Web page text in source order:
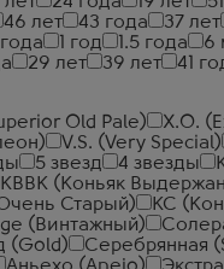
46 лет 43 года 37 лет
1 год 1.5 года 6
29 лет 39 лет 41
Old Pale)
X.O.
V.S. (Very Special)
5 звезд 4 звезды
КВВК (Коньяк
Старый)
КС
(Винтажный)
(Gold)
Серебрянная